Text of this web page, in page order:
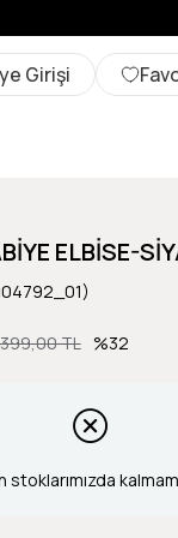
Girişi
ELBİSE-
TL 32
stoklarımızda